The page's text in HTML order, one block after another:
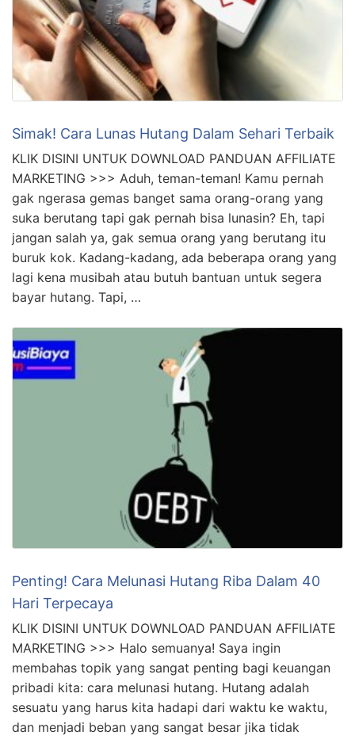
Simak! Cara Lunas Hutang Dalam Sehari Terbaik
KLIK DISINI UNTUK DOWNLOAD PANDUAN AFFILIATE
MARKETING >>> Aduh, teman-teman! Kamu pernah
gak ngerasa gemas banget sama orang-orang yang
suka berutang tapi gak pernah bisa lunasin? Eh, tapi
jangan salah ya, gak semua orang yang berutang itu
buruk kok. Kadang-kadang, ada beberapa orang yang
lagi kena musibah atau butuh bantuan untuk segera
bayar hutang. Tapi, …
Penting! Cara Melunasi Hutang Riba Dalam 40
Hari Terpecaya
KLIK DISINI UNTUK DOWNLOAD PANDUAN AFFILIATE
MARKETING >>> Halo semuanya! Saya ingin
membahas topik yang sangat penting bagi keuangan
pribadi kita: cara melunasi hutang. Hutang adalah
sesuatu yang harus kita hadapi dari waktu ke waktu,
dan menjadi beban yang sangat besar jika tidak